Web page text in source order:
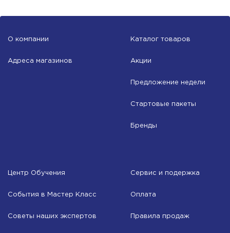
О компании
Адреса магазинов
Каталог товаров
Акции
Предложение недели
Стартовые пакеты
Бренды
Центр Обучения
События в Мастер Класс
Советы наших экспертов
Сервис и подержка
Оплата
Правила продаж